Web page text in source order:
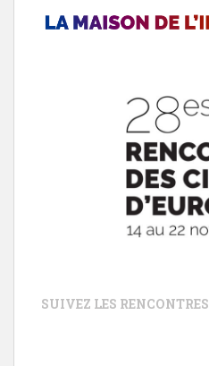
SUIVEZ LES RENCONTRES